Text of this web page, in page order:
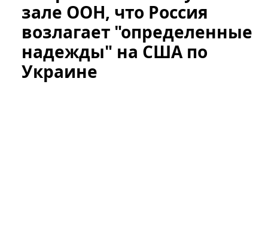
зале ООН, что Россия
возлагает "определенные
надежды" на США по
Украине